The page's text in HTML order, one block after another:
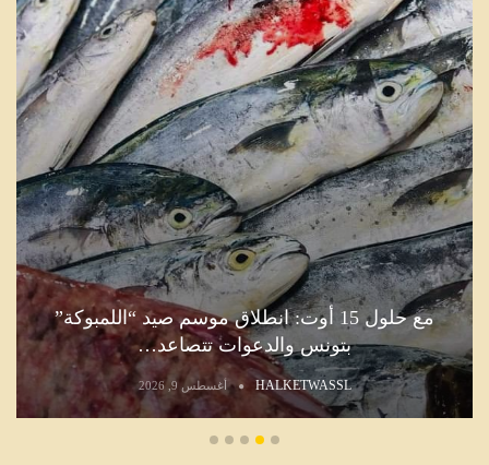
مع حلول 15 أوت: انطلاق موسم صيد “اللمبوكة”
بتونس والدعوات تتصاعد…
HALKETWASSL أغسطس 9, 2026